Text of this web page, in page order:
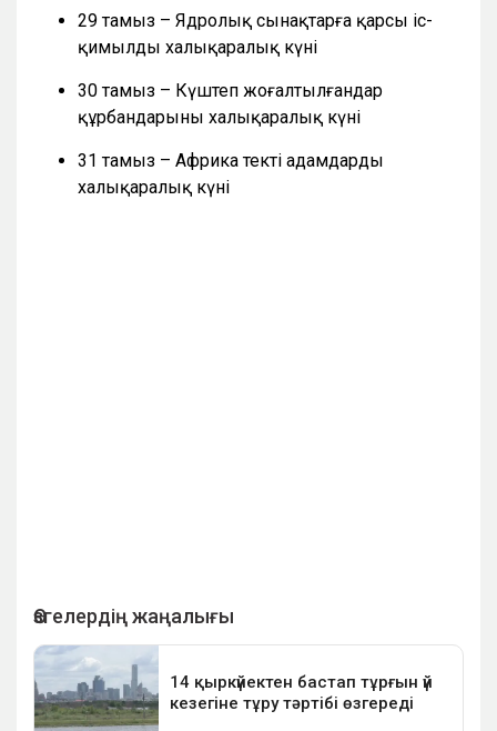
29 тамыз – Ядролық сынақтарға қарсы іс-
қимылдың халықаралық күні
30 тамыз – Күштеп жоғалтылғандар
құрбандарының халықаралық күні
31 тамыз – Африка текті адамдардың
халықаралық күні